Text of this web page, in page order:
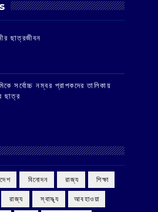
ছাত্রজীবন
সর্বোচ্চ নম্বর প্রাপকদের তালিকায়
ছাত্র
‌ বিনোদন ‌ রাজ্য ‌ শিক্ষা
‌ রাজ্য ‌ স্বাস্থ্য আবহাওয়া